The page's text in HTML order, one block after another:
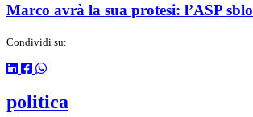
Marco avrà la sua protesi: l’ASP
Condividi su:
politica